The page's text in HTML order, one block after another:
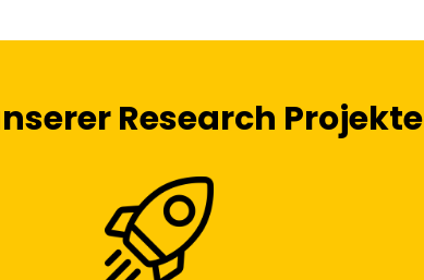
Research Projekte